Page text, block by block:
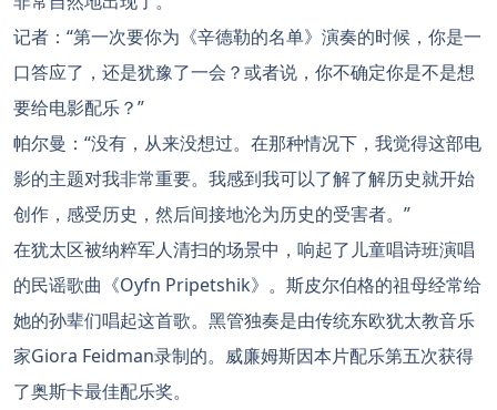
记者：“第一次要你为《辛德勒的名单》演奏的时候，你是一
口答应了，还是犹豫了一会？或者说，你不确定你是不是想
要给电影配乐？”
帕尔曼：“没有，从来没想过。在那种情况下，我觉得这部电
影的主题对我非常重要。我感到我可以了解了解历史就开始
创作，感受历史，然后间接地沦为历史的受害者。”
在犹太区被纳粹军人清扫的场景中，响起了儿童唱诗班演唱
的民谣歌曲《Oyfn Pripetshik》。斯皮尔伯格的祖母经常给
她的孙辈们唱起这首歌。黑管独奏是由传统东欧犹太教音乐
家Giora Feidman录制的。威廉姆斯因本片配乐第五次获得
了奥斯卡最佳配乐奖。